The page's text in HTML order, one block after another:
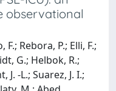
observational
Rebora, P.; Elli, F.;
G.; Helbok, R.;
J. -L.; Suarez, J. I.;